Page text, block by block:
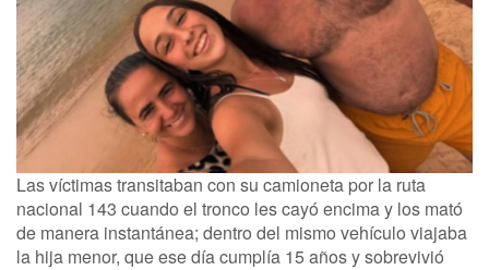
Las víctimas transitaban con su camioneta por la ruta
nacional 143 cuando el tronco les cayó encima y los mató
de manera instantánea; dentro del mismo vehículo viajaba
la hija menor, que ese día cumplía 15 años y sobrevivió